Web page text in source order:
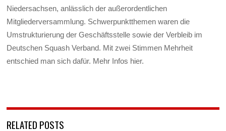
Niedersachsen, anlässlich der außerordentlichen
Mitgliederversammlung. Schwerpunktthemen waren die
Umstrukturierung der Geschäftsstelle sowie der Verbleib im
Deutschen Squash Verband. Mit zwei Stimmen Mehrheit
entschied man sich dafür. Mehr Infos hier.
RELATED POSTS